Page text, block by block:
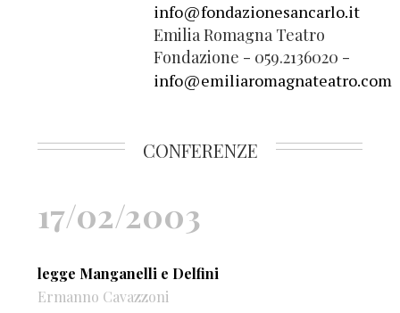
info@fondazionesancarlo.it
Emilia Romagna Teatro
Fondazione - 059.2136020 -
info@emiliaromagnateatro.com
CONFERENZE
17/02/2003
legge Manganelli e Delfini
Ermanno Cavazzoni